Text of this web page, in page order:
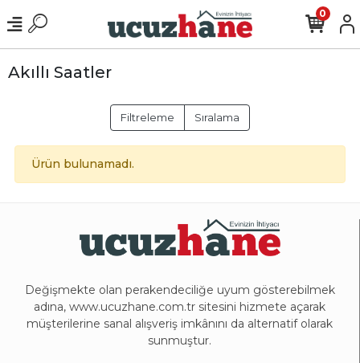
0
Akıllı Saatler
Filtreleme Sıralama
Ürün bulunamadı.
Değişmekte olan perakendeciliğe uyum gösterebilmek
adına, www.ucuzhane.com.tr sitesini hizmete açarak
müşterilerine sanal alışveriş imkânını da alternatif olarak
sunmuştur.